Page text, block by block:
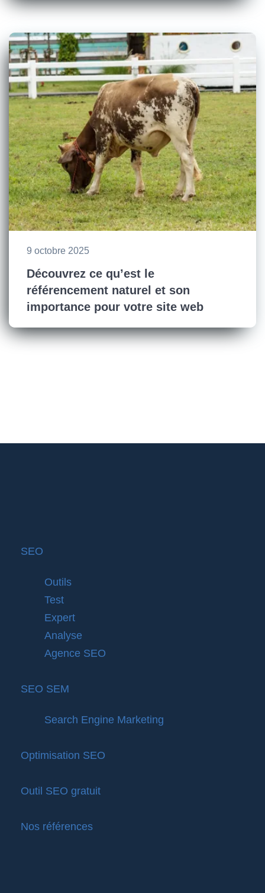
9 octobre 2025
Découvrez ce qu’est le
référencement naturel et son
importance pour votre site web
SEO
Outils
Test
Expert
Analyse
Agence SEO
SEO SEM
Search Engine Marketing
Optimisation SEO
Outil SEO gratuit
Nos références